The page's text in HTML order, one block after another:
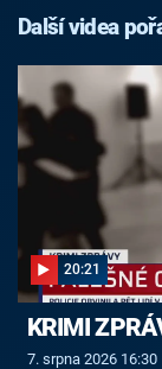
Další videa
20:21
KRIMI
7. srpna 2026 16:30